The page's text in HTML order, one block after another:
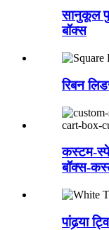
सानुकूल
बॉक्स
रिबन
कस्टम-
बॉक्स-
पांढर्‍या